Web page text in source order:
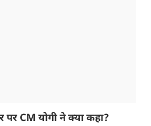
पर CM योगी ने क्या कहा?